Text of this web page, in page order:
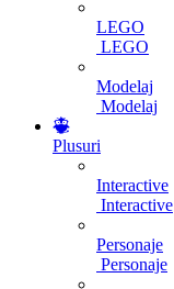
LEGO
LEGO
Modelaj
Modelaj
Plusuri
Interactive
Interactive
Personaje
Personaje